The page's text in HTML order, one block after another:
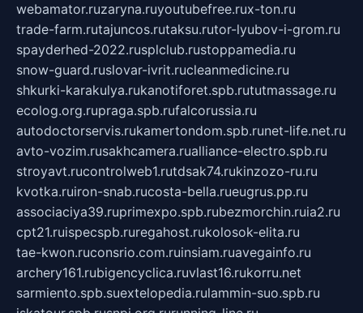
webamator.ruzaryna.ruyoutubefree.rux-ton.ru
trade-farm.rutajuncos.rutaksu.rutor-lyubov-i-grom.ru
spayderhed-2022.rusplclub.rustoppamedia.ru
snow-guard.ruslovar-ivrit.rucleanmedicine.ru
shkurki-karakulya.rukanotiforet.spb.rututmassage.ru
ecolog.org.rupraga.spb.rufalcorussia.ru
autodoctorservis.rukamertondom.spb.runet-life.net.ru
avto-vozim.rusakhcamera.rualliance-electro.spb.ru
stroyavt.rucontrolweb1.rutdsak74.rukinzozo-ru.ru
kvotka.ruiron-snab.rucosta-bella.rueugrus.pp.ru
associaciya39.ruprimexpo.spb.rubezmorchin.ruia2.ru
cpt21.ruispecspb.ruregahost.rukolosok-elita.ru
tae-kwon.ruconsrio.com.ruinsiam.ruavegainfo.ru
archery161.rubigencyclica.ruvlast16.rukorru.net
sarmiento.spb.suextelopedia.rulammin-suo.spb.ru